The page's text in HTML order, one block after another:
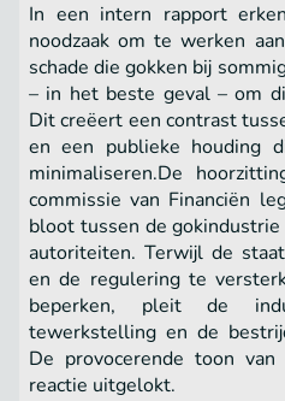
In een intern rapport
noodzaak om te werken
schade die gokken bij
– in het beste geval – om
Dit creëert een contrast
en een publieke houding
minimaliseren.De
commissie van Financiën
bloot tussen de
autoriteiten. Terwijl de
en de regulering te
beperken, pleit de
tewerkstelling en de
De provocerende toon
reactie uitgelokt.